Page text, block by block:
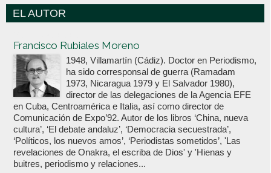
EL AUTOR
Francisco Rubiales Moreno
1948, Villamartín (Cádiz). Doctor en Periodismo,
ha sido corresponsal de guerra (Ramadam
1973, Nicaragua 1979 y El Salvador 1980),
director de las delegaciones de la Agencia EFE
en Cuba, Centroamérica e Italia, así como director de
Comunicación de Expo’92. Autor de los libros ‘China, nueva
cultura’, ‘El debate andaluz’, ‘Democracia secuestrada’,
‘Políticos, los nuevos amos’, ‘Periodistas sometidos’, 'Las
revelaciones de Onakra, el escriba de Dios' y 'Hienas y
buitres, periodismo y relaciones...